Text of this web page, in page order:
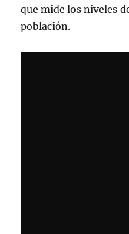
que mide los niveles
población.